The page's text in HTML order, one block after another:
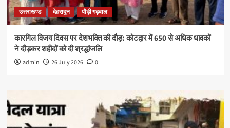
उत्तराखण्ड देहरादून पौड़ी गढ़वाल
कारगिल विजय दिवस पर देशभक्ति की दौड़: कोटद्वार में 650 से अधिक धावकों
ने दौड़कर शहीदों को दी श्रद्धांजलि
admin 26 July 2026 0